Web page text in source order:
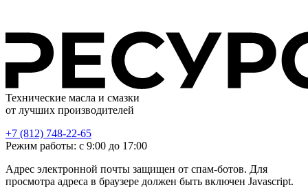
Технические масла и смазки
от лучших производителей
+7 (812) 748-22-65
Режим работы: с 9:00 до 17:00
Адрес электронной почты защищен от спам-ботов. Для
просмотра адреса в браузере должен быть включен Javascript.